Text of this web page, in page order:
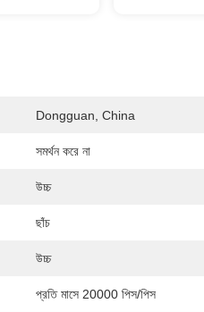
Dongguan, China
সমর্থন করে না
উচ্চ
ছাঁচ
উচ্চ
প্রতি মাসে 20000 পিস/পিস